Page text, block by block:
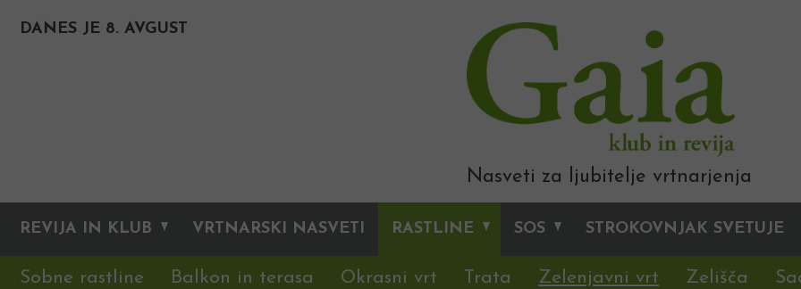
DANES JE 8. AVGUST
Nasveti za ljubitelje vrtnarjenja
REVIJA IN KLUB VRTNARSKI NASVETI RASTLINE SOS STROKOVNJAK SVETUJE
Sobne rastline Balkon in terasa Okrasni vrt Trata Zelenjavni vrt Zelišča